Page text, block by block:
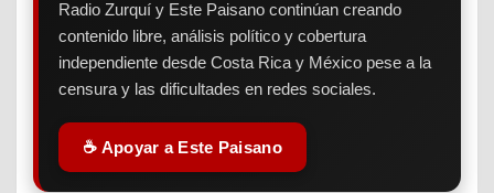
Radio Zurquí y Este Paisano continúan creando
contenido libre, análisis político y cobertura
independiente desde Costa Rica y México pese a la
censura y las dificultades en redes sociales.
☕ Apoyar a Este Paisano